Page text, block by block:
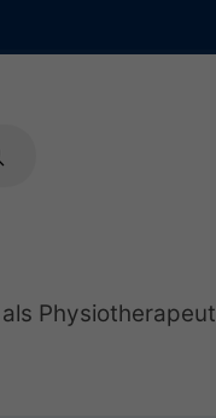
Physiotherapeut